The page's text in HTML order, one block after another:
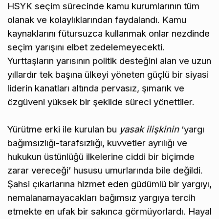
HSYK seçim sürecinde kamu kurumlarının tüm
olanak ve kolaylıklarından faydalandı. Kamu
kaynaklarını fütursuzca kullanmak onlar nezdinde
seçim yarışını elbet zedelemeyecekti.
Yurttaşların yarısının politik desteğini alan ve uzun
yıllardır tek başına ülkeyi yöneten güçlü bir siyasi
liderin kanatları altında pervasız, şımarık ve
özgüveni yüksek bir şekilde süreci yönettiler.
Yürütme erki ile kurulan bu yasak ilişkinin‘yargı
bağımsızlığı-tarafsızlığı, kuvvetler ayrılığı ve
hukukun üstünlüğü ilkelerine ciddi bir biçimde
zarar vereceği’ hususu umurlarında bile değildi.
Şahsi çıkarlarına hizmet eden güdümlü bir yargıyı,
nemalanamayacakları bağımsız yargıya tercih
etmekte en ufak bir sakınca görmüyorlardı. Hayal